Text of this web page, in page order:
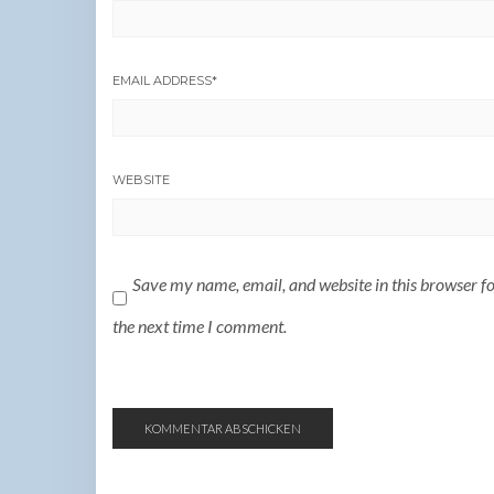
EMAIL ADDRESS*
WEBSITE
Save my name, email, and website in this browser
the next time I comment.